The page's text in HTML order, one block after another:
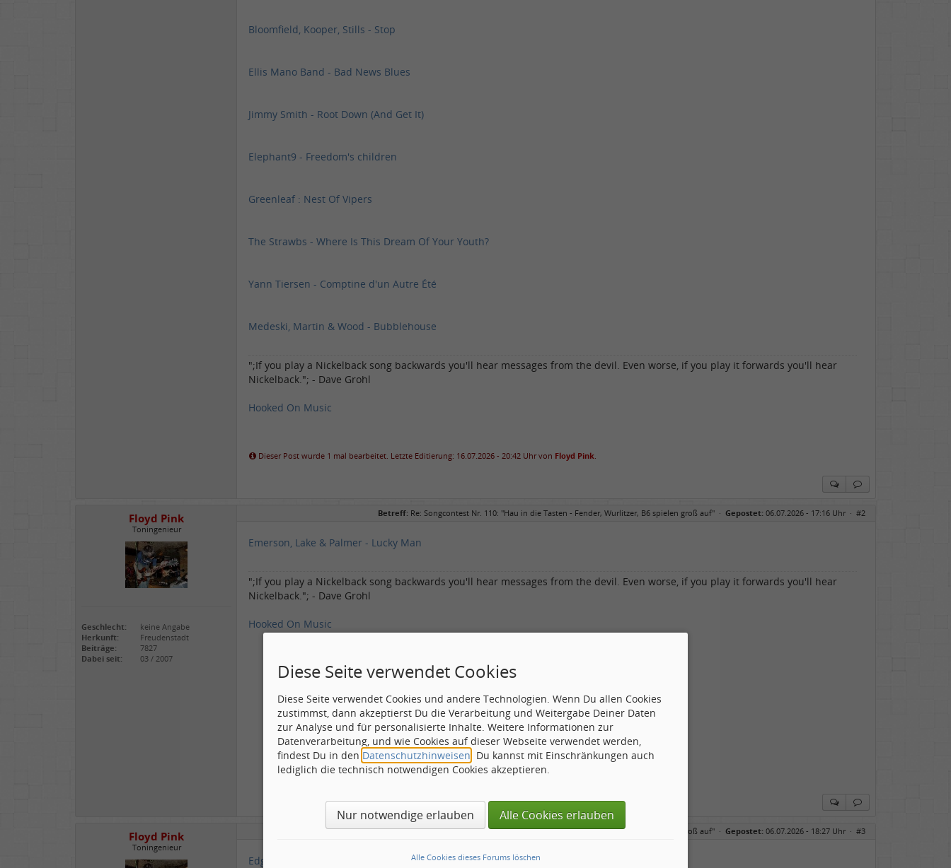
Bloomfield, Kooper, Stills - Stop
Ellis Mano Band - Bad News Blues
Jimmy Smith - Root Down (And Get It)
Elephant9 - Freedom's children
Greenleaf : Nest Of Vipers
The Strawbs - Where Is This Dream Of Your Youth?
Yann Tiersen - Comptine d'un Autre Été
Medeski, Martin & Wood - Bubblehouse
";If you play a Nickelback song backwards you'll hear messages from the devil. Even worse, if you play it forwards you'll hear
Nickelback."; - Dave Grohl
Hooked On Music
Dieser Post wurde 1 mal bearbeitet. Letzte Editierung: 16.07.2026 - 20:42 Uhr von Floyd Pink.
Floyd Pink
Toningenieur
Geschlecht:
keine Angabe
Herkunft:
Freudenstadt
Beiträge:
7827
Dabei seit:
03 / 2007
Betreff: Re: Songcontest Nr. 110: "Hau in die Tasten - Fender, Wurlitzer, B6 spielen groß auf" · Gepostet: 06.07.2026 - 17:16 Uhr · #2
Emerson, Lake & Palmer - Lucky Man
";If you play a Nickelback song backwards you'll hear messages from the devil. Even worse, if you play it forwards you'll hear
Nickelback."; - Dave Grohl
Hooked On Music
Floyd Pink
Toningenieur
Betreff: Re: Songcontest Nr. 110: "Hau in die Tasten - Fender, Wurlitzer, B6 spielen groß auf" · Gepostet: 06.07.2026 - 18:27 Uhr · #3
Edgar Winter Group - Frankenstein
Diese Seite verwendet Cookies
Diese Seite verwendet Cookies und andere Technologien. Wenn Du allen Cookies
zustimmst, dann akzeptierst Du die Verarbeitung und Weitergabe Deiner Daten
zur Analyse und für personalisierte Inhalte. Weitere Informationen zur
Datenverarbeitung, und wie Cookies auf dieser Webseite verwendet werden,
findest Du in den Datenschutzhinweisen . Du kannst mit Einschränkungen auch
lediglich die technisch notwendigen Cookies akzeptieren.
Nur notwendige erlauben Alle Cookies erlauben
Alle Cookies dieses Forums löschen